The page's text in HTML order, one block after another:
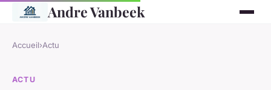
Andre Vanbeek
Accueil›Actu
ACTU